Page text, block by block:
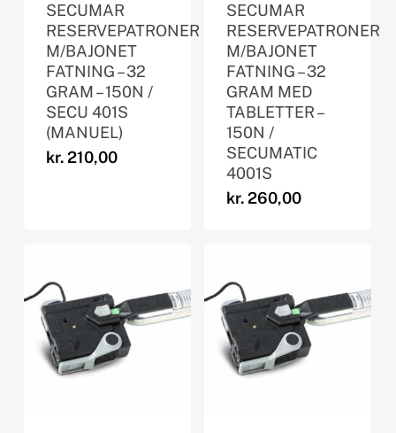
SECUMAR
RESERVEPATRONER
M/BAJONET
FATNING – 32
GRAM – 150N /
SECU 401S
(MANUEL)
kr.210,00
SECUMAR
RESERVEPATRONER
M/BAJONET
FATNING – 32
GRAM MED
TABLETTER –
150N /
SECUMATIC
4001S
kr.260,00